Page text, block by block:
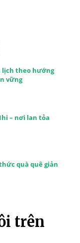
theo hướng
vững
– nơi lan tỏa
quà quê giản
trên